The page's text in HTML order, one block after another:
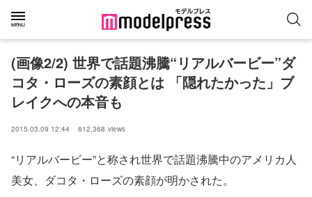
(画像2/2) 世界で話題沸騰“リアルバービー”ダ
コタ・ローズの素顔とは 「隠れたかった」ブ
レイクへの本音も
2015.03.09 12:44 612,368 views
“リアルバービー”と称され世界で話題沸騰中のアメリカ人
美女、ダコタ・ローズの素顔が明かされた。